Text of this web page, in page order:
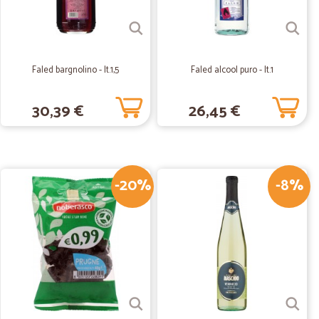
che efficiente, sono stata contattata per la consegna
stati consegnati i pacchi (in base alla zona
e ben conservati. Non ho dovuto buttare nulla, le
anche se (unica pecca) le spese di spedizione sono
spesa è grande, € 2,90 per la spedizione non mi
complimenti
16/05/2019
servizio e ottimi prodotti
04/12/2018
Faled bargnolino - lt.1,5
30,39 €
Faled alcool puro - lt.1
26,45 €
-20% -8%